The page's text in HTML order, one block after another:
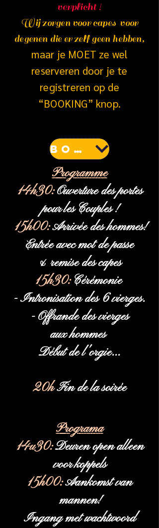
verplicht !
Wij zorgen voor capes voor
degenen die er zelf geen hebben,
maar je MOET ze wel
reserveren door je te
registreren op de
“BOOKING” knop.
BOOKING
Programme
14h30:Ouverture des portes
pour les Couples !
15h00:Arrivée des hommes!
Entrée avec mot de passe
& remise des capes
15h30:Cérémonie
- Intronisation des 6 vierges.
- Offrande des vierges
aux hommes
Début de l'orgie...
20hFin de la soirée
Programa
14u30:Deuren open alleen
voor koppels
15h00:Aankomst van
mannen!
Ingang met wachtwoord